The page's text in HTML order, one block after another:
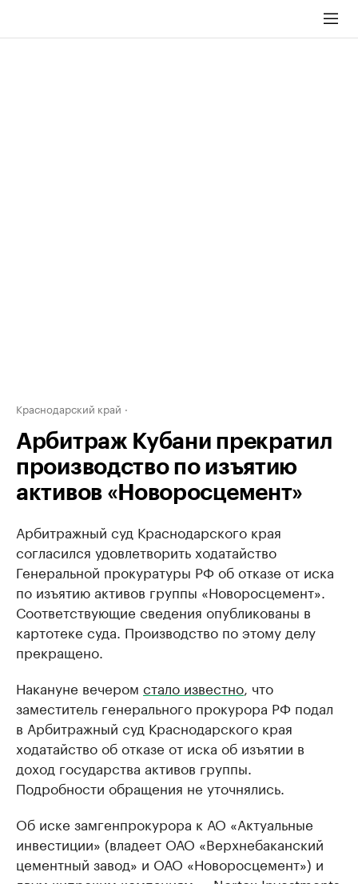
Краснодарский край
Арбитраж Кубани прекратил
производство по изъятию
активов «Новоросцемент»
Арбитражный суд Краснодарского края
согласился удовлетворить ходатайство
Генеральной прокуратуры РФ об отказе от иска
по изъятию активов группы «Новоросцемент».
Соответствующие сведения опубликованы в
картотеке суда. Производство по этому делу
прекращено.
Накануне вечером стало известно , что
заместитель генерального прокурора РФ подал
в Арбитражный суд Краснодарского края
ходатайство об отказе от иска об изъятии в
доход государства активов группы.
Подробности обращения не уточнялись.
Об иске замгенпрокурора к АО «Актуальные
инвестиции» (владеет ОАО «Верхнебаканский
цементный завод» и ОАО «Новоросцемент») и